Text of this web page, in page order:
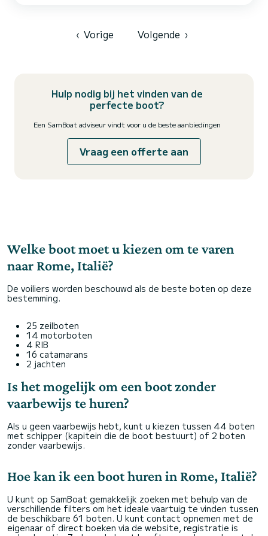
‹ Vorige Volgende ›
Hulp nodig bij het vinden van de
perfecte boot?
Een SamBoat adviseur vindt voor u de beste aanbiedingen
Vraag een offerte aan
Welke boot moet u kiezen om te varen
naar Rome, Italië?
De voiliers worden beschouwd als de beste boten op deze
bestemming.
25 zeilboten
14 motorboten
4 RIB
16 catamarans
2 jachten
Is het mogelijk om een boot zonder
vaarbewijs te huren?
Als u geen vaarbewijs hebt, kunt u kiezen tussen 44 boten
met schipper (kapitein die de boot bestuurt) of 2 boten
zonder vaarbewijs.
Hoe kan ik een boot huren in Rome, Italië?
U kunt op SamBoat gemakkelijk zoeken met behulp van de
verschillende filters om het ideale vaartuig te vinden tussen
de beschikbare 61 boten. U kunt contact opnemen met de
eigenaar of direct boeken via de website, registratie is